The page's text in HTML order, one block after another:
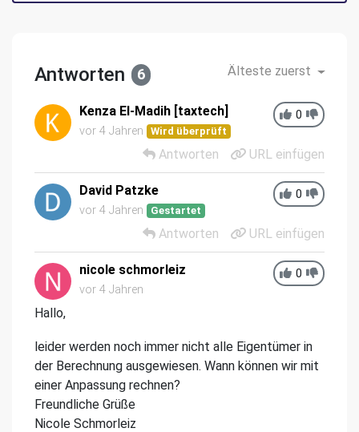
Antworten 6 Älteste zuerst
0
Kenza El-Madih [taxtech]
vor 4 Jahren Wird überprüft
Antworten URL einfügen
0
David Patzke
vor 4 Jahren Gestartet
Antworten URL einfügen
0
nicole schmorleiz
vor 4 Jahren
Hallo,
leider werden noch immer nicht alle Eigentümer in
der Berechnung ausgewiesen. Wann können wir mit
einer Anpassung rechnen?
Freundliche Grüße
Nicole Schmorleiz